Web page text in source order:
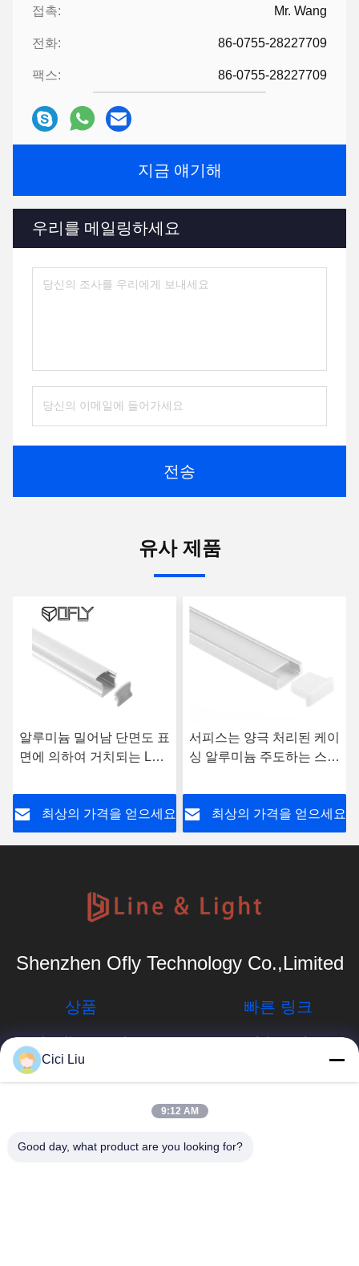
접촉: Mr. Wang
전화: 86-0755-28227709
팩스: 86-0755-28227709
지금 얘기해
우리를 메일링하세요
전송
유사 제품
알루미늄 밀어남 단면도 표
면에 의하여 거치되는 LED
최상의 가격을 얻으세요
서피스는 양극 처리된 케이
싱 알루미늄 주도하는 스트
재했습니다
최상의 가격을 얻으세요
Shenzhen Ofly Technology Co.,Limited
상품
알루미늄은 프로필
을 이끌었습니다
오목한 LED 프로
info@oflyled.com
28227709
빠른 링크
회사 프로필
Cici Liu
9:12 AM
Good day, what product are you looking for?